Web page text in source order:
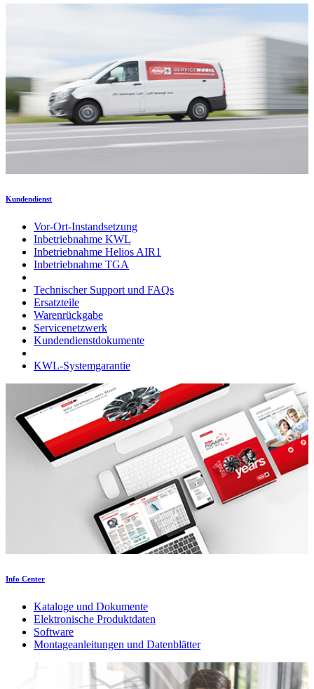
Kundendienst
Vor-Ort-Instandsetzung
Inbetriebnahme KWL
Inbetriebnahme Helios AIR1
Inbetriebnahme TGA
Technischer Support und FAQs
Ersatzteile
Warenrückgabe
Servicenetzwerk
Kundendienstdokumente
KWL-Systemgarantie
Info Center
Kataloge und Dokumente
Elektronische Produktdaten
Software
Montageanleitungen und Datenblätter